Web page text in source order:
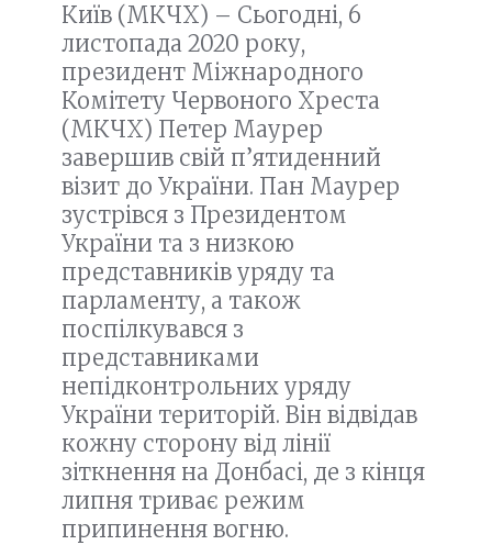
Київ (МКЧХ) – Сьогодні, 6
листопада 2020 року,
президент Міжнародного
Комітету Червоного Хреста
(МКЧХ) Петер Маурер
завершив свій п’ятиденний
візит до України. Пан Маурер
зустрівся з Президентом
України та з низкою
представників уряду та
парламенту, а також
поспілкувався з
представниками
непідконтрольних уряду
України територій. Він відвідав
кожну сторону від лінії
зіткнення на Донбасі, де з кінця
липня триває режим
припинення вогню.